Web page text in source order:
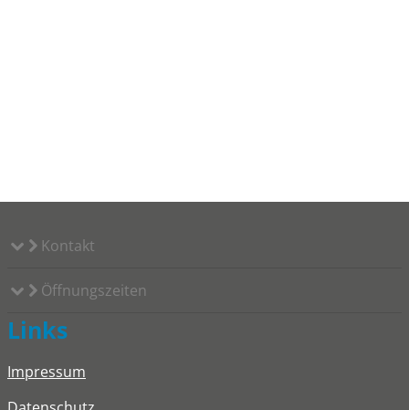
Kontakt
Öffnungszeiten
Links
Impressum